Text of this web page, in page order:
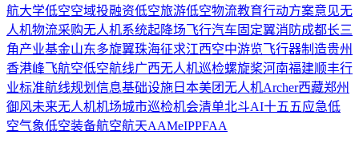
航大学低空空域投融资低空旅游低空物流教育行动方案意见无
人机物流采购无人机系统起降场飞行汽车 固定翼消防成都长三
角产业基金山东多旋翼珠海征求江西空中游览飞行器制造贵州
香港峰飞航空低空航线广西无人机巡检螺旋桨河南福建顺丰行
业标准航线规划 信息基础设施 日本美团无人机Archer西藏郑州
御风未来无人机机场城市巡检机会清单北斗AI十五五应急低
空气象低空装备航空航天AAMeIPPFAA